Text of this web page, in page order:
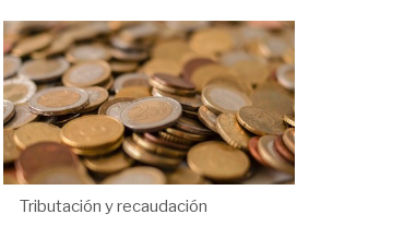
Tributación y recaudación